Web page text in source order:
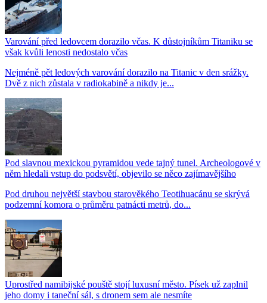
Varování před ledovcem dorazilo včas. K důstojníkům Titaniku se
však kvůli lenosti nedostalo včas
Nejméně pět ledových varování dorazilo na Titanic v den srážky.
Dvě z nich zůstala v radiokabině a nikdy je...
Pod slavnou mexickou pyramidou vede tajný tunel. Archeologové v
něm hledali vstup do podsvětí, objevilo se něco zajímavějšího
Pod druhou největší stavbou starověkého Teotihuacánu se skrývá
podzemní komora o průměru patnácti metrů, do...
Uprostřed namibijské pouště stojí luxusní město. Písek už zaplnil
jeho domy i taneční sál, s dronem sem ale nesmíte